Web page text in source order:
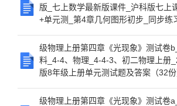
版_七上数学最新版课件_沪科版七上
+单元测_第4章几何图形初步_同步练
级物理上册第四章《光现象》测试卷
料_4-4、物理_4-4-3、初二物理上册
版8年级上册单元测试题及答案（32份
级物理上册第四章《光现象》测试卷